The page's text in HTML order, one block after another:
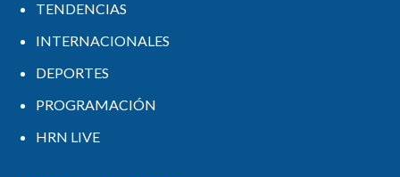
TENDENCIAS
INTERNACIONALES
DEPORTES
PROGRAMACIÓN
HRN LIVE